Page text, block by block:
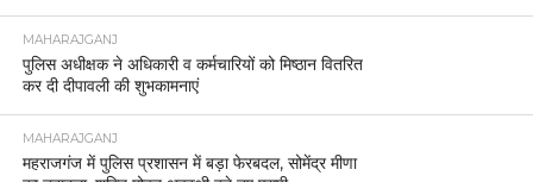
MAHARAJGANJ
पुलिस अधीक्षक ने अधिकारी व कर्मचारियों को मिष्ठान वितरित
कर दी दीपावली की शुभकामनाएं
MAHARAJGANJ
महराजगंज में पुलिस प्रशासन में बड़ा फेरबदल, सोमेंद्र मीणा